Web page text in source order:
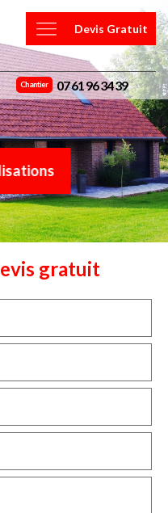
Devis Gratuit
Chantier 07 61 96 34 39
gratuit